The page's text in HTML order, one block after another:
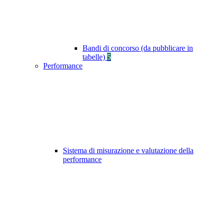
Bandi di concorso (da pubblicare in
tabelle) 5
Performance
Sistema di misurazione e valutazione della
performance